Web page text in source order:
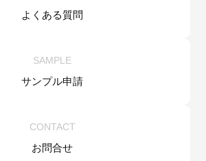
よくある質問
SAMPLE
サンプル申請
CONTACT
お問合せ